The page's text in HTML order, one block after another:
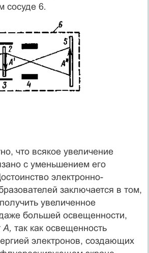
сосуде 6.
что всякое увеличение
с уменьшением его
электронно-
заключается в том,
увеличенное
большей освещенности,
А, так как освещенность
электронов, создающих